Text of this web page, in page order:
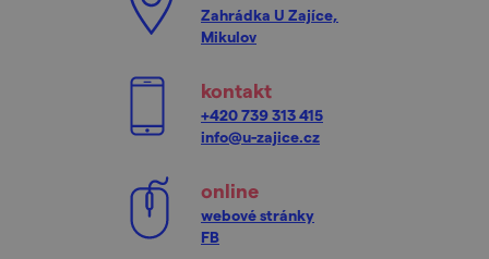
Zahrádka U Zajíce,
Mikulov
kontakt
+420 739 313 415
info@u-zajice.cz
online
webové stránky
FB